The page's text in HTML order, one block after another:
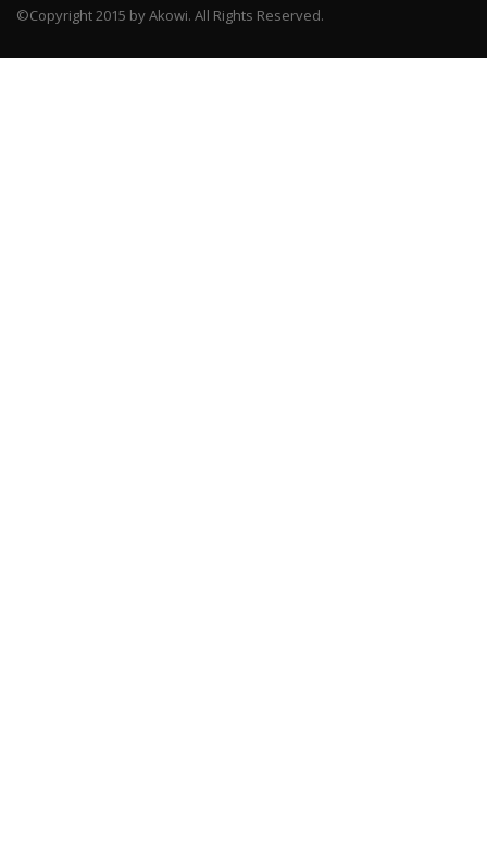
©Copyright 2015 by Akowi. All Rights Reserved.